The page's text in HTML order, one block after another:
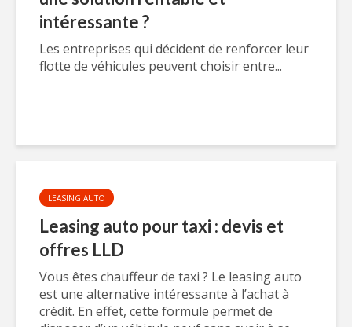
intéressante ?
Les entreprises qui décident de renforcer leur
flotte de véhicules peuvent choisir entre...
LEASING AUTO
Leasing auto pour taxi : devis et
offres LLD
Vous êtes chauffeur de taxi ? Le leasing auto
est une alternative intéressante à l’achat à
crédit. En effet, cette formule permet de